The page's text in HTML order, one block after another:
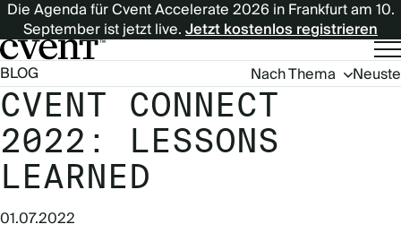
Die Agenda für Cvent Accelerate 2026 in Frankfurt am 10.
September ist jetzt live.Jetzt kostenlos registrieren
BLOG
Blog
Navigation
(German)
Nach Thema Neuste
CVENT CONNECT
2022: LESSONS
LEARNED
01.07.2022